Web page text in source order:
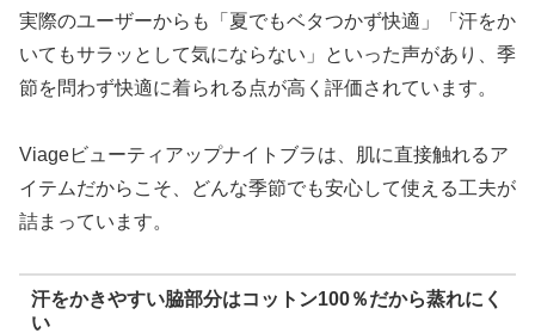
実際のユーザーからも「夏でもベタつかず快適」「汗をか
いてもサラッとして気にならない」といった声があり、季
節を問わず快適に着られる点が高く評価されています。
Viageビューティアップナイトブラは、肌に直接触れるア
イテムだからこそ、どんな季節でも安心して使える工夫が
詰まっています。
汗をかきやすい脇部分はコットン100％だから蒸れにく
い